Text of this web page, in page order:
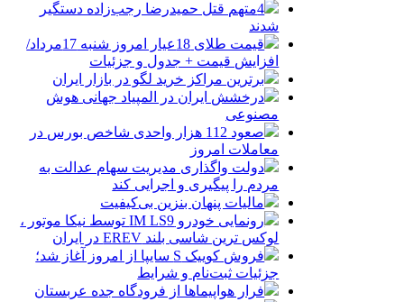
4متهم قتل حمیدرضا رجب‌زاده دستگیر
شدند
قیمت طلای 18عیار امروز شنبه 17مرداد/
افزایش قیمت + جدول و جزئیات
برترین مراکز خرید لگو در بازار ایران
درخشش ایران در المپیاد جهانی هوش
مصنوعی
صعود 112 هزار واحدی شاخص بورس در
معاملات امروز
دولت واگذاری مدیریت سهام عدالت به
مردم را پیگیری و اجرایی کند
مالیات پنهان بنزین بی‌کیفیت
رونمایی خودرو IM LS9 توسط نیکا موتور ،
لوکس ترین شاسی بلند EREV در ایران
فروش کوییک S سایپا از امروز آغاز شد؛
جزئیات ثبت‌نام و شرایط
فرار هواپیماها از فرودگاه جده عربستان